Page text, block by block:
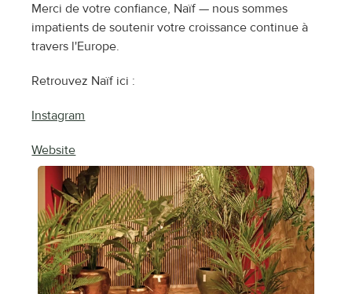
Merci de votre confiance, Naïf — nous sommes
impatients de soutenir votre croissance continue à
travers l'Europe.
Retrouvez Naïf ici :
Instagram
Website